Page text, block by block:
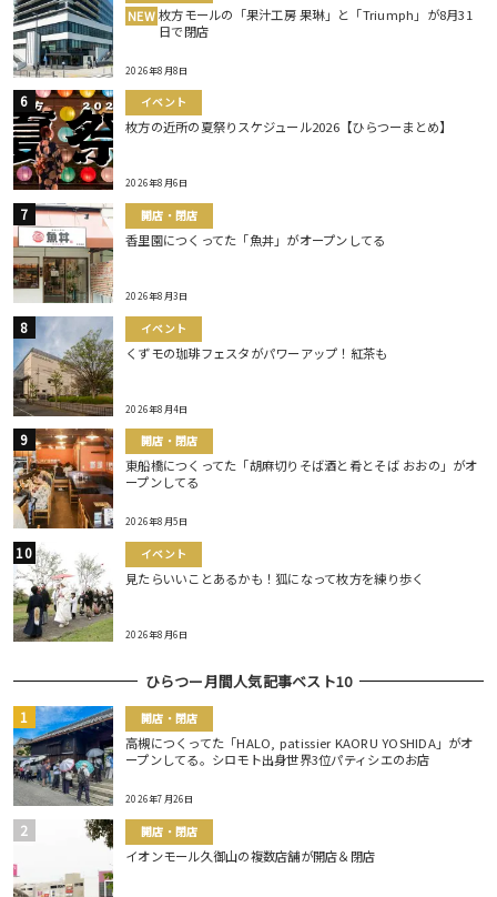
NEW 枚方モールの「果汁工房 果琳」と「Triumph」が8月31
日で閉店
2026年8月8日
イベント
枚方の近所の夏祭りスケジュール2026【ひらつーまとめ】
2026年8月6日
開店・閉店
香里園につくってた「魚丼」がオープンしてる
2026年8月3日
イベント
くずモの珈琲フェスタがパワーアップ！紅茶も
2026年8月4日
開店・閉店
東船橋につくってた「胡麻切りそば酒と肴とそば おおの」がオ
ープンしてる
2026年8月5日
イベント
見たらいいことあるかも！狐になって枚方を練り歩く
2026年8月6日
ひらつー月間人気記事ベスト10
開店・閉店
高槻につくってた「HALO, patissier KAORU YOSHIDA」がオ
ープンしてる。シロモト出身世界3位パティシエのお店
2026年7月26日
開店・閉店
イオンモール久御山の複数店舗が開店＆閉店